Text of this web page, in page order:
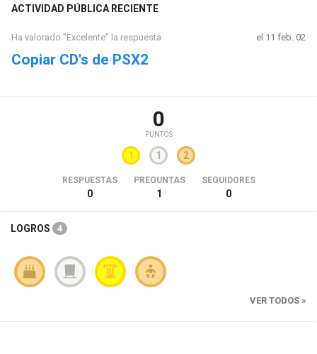
ACTIVIDAD PÚBLICA RECIENTE
Ha valorado "Excelente" la respuesta el 11 feb. 02
Copiar CD's de PSX2
0
PUNTOS
1 1 2
RESPUESTAS
0
PREGUNTAS
1
SEGUIDORES
0
LOGROS 4
VER TODOS »